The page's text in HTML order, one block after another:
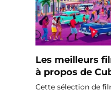
Les meilleurs
à propos de
Cette sélection de